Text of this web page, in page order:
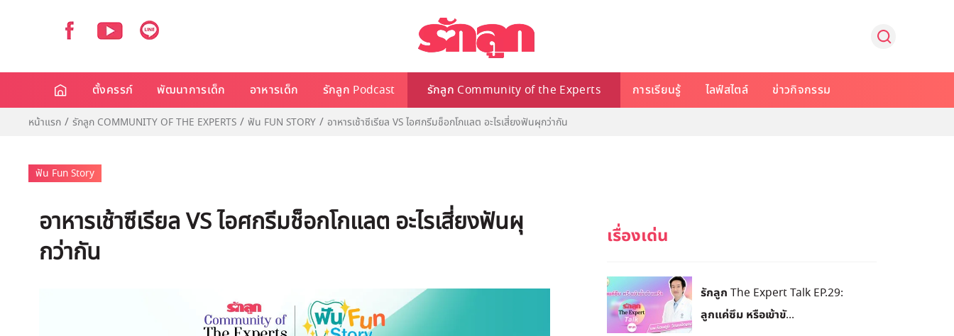
ตั้งครรภ์ พัฒนาการเด็ก อาหารเด็ก รักลูก Podcast รักลูก Community of the Experts การเรียนรู้ ไลฟ์สไตล์ ข่าวกิจกรรม
หน้าแรก รักลูก COMMUNITY OF THE EXPERTS ฟัน FUN STORY อาหารเช้าซีเรียล VS ไอศกรีมช็อกโกแลต อะไรเสี่ยงฟันผุกว่ากัน
ฟัน Fun Story
อาหารเช้าซีเรียล VS ไอศกรีมช็อกโกแลต อะไรเสี่ยงฟันผุ
กว่ากัน
รักลูก The Expert Talk EP.29:
ลูกแค่ซึม หรือเข้าขั...